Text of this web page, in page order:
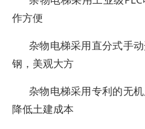
作方便
杂物电梯采用直分式手
钢，美观大方
杂物电梯采用专利的无
降低土建成本